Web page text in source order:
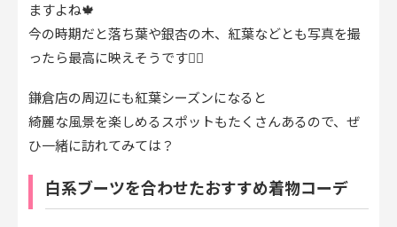
ますよね🍁
今の時期だと落ち葉や銀杏の木、紅葉などとも写真を撮
ったら最高に映えそうです👍🏻
鎌倉店の周辺にも紅葉シーズンになると
綺麗な風景を楽しめるスポットもたくさんあるので、ぜ
ひ一緒に訪れてみては？
白系ブーツを合わせたおすすめ着物コーデ